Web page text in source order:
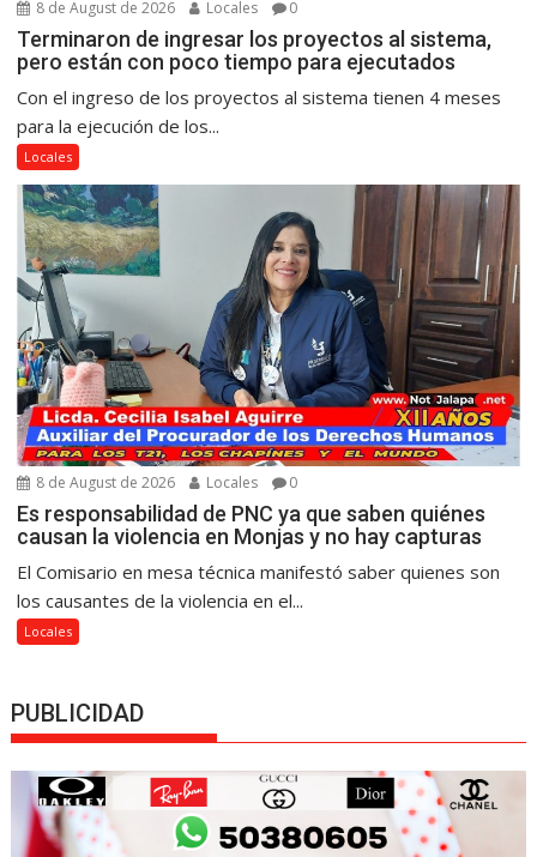
8 de August de 2026 Locales 0
Terminaron de ingresar los proyectos al sistema,
pero están con poco tiempo para ejecutados
Con el ingreso de los proyectos al sistema tienen 4 meses
para la ejecución de los...
Locales
8 de August de 2026 Locales 0
Es responsabilidad de PNC ya que saben quiénes
causan la violencia en Monjas y no hay capturas
El Comisario en mesa técnica manifestó saber quienes son
los causantes de la violencia en el...
Locales
PUBLICIDAD